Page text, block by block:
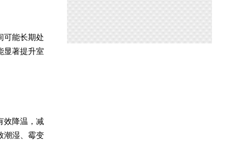
可能长期处
显著提升室
效降温，减
潮湿、霉变